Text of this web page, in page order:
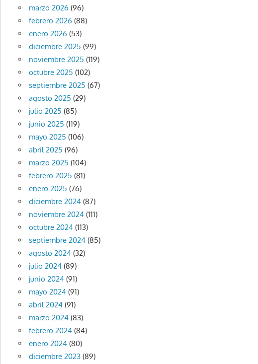
marzo 2026 (96)
febrero 2026 (88)
enero 2026 (53)
diciembre 2025 (99)
noviembre 2025 (119)
octubre 2025 (102)
septiembre 2025 (67)
agosto 2025 (29)
julio 2025 (85)
junio 2025 (119)
mayo 2025 (106)
abril 2025 (96)
marzo 2025 (104)
febrero 2025 (81)
enero 2025 (76)
diciembre 2024(87)
noviembre 2024(111)
octubre 2024(113)
septiembre 2024(85)
agosto 2024(32)
julio 2024(89)
junio 2024(91)
mayo 2024(91)
abril 2024(91)
marzo 2024(83)
febrero 2024(84)
enero 2024(80)
diciembre 2023(89)